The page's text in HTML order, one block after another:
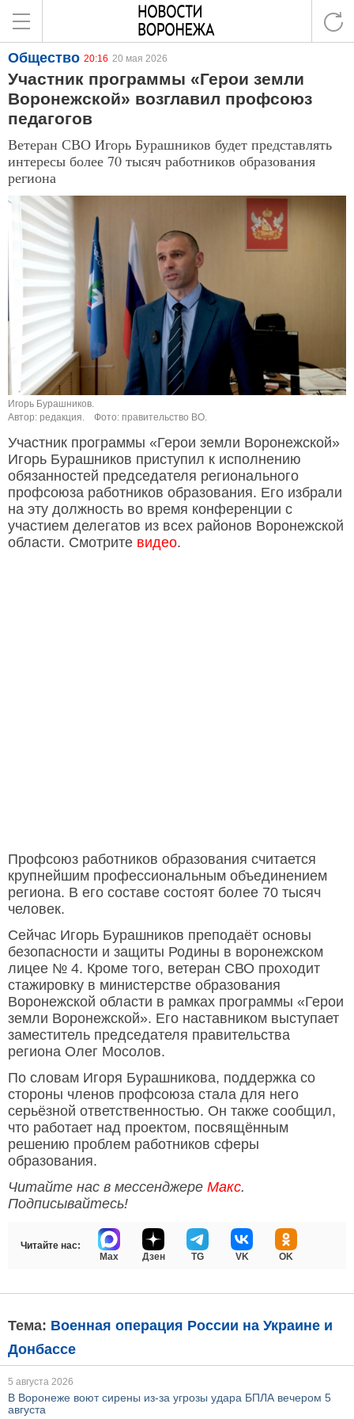
Общество 20:16 20 мая 2026
Участник программы «Герои земли
Воронежской» возглавил профсоюз
педагогов
Ветеран СВО Игорь Бурашников будет представлять
интересы более 70 тысяч работников образования
региона
Игорь Бурашников.
Автор: редакция.
Фото: правительство ВО.
Участник программы «Герои земли Воронежской»
Игорь Бурашников приступил к исполнению
обязанностей председателя регионального
профсоюза работников образования. Его избрали
на эту должность во время конференции с
участием делегатов из всех районов Воронежской
области. Смотрите видео.
Профсоюз работников образования считается
крупнейшим профессиональным объединением
региона. В его составе состоят более 70 тысяч
человек.
Сейчас Игорь Бурашников преподаёт основы
безопасности и защиты Родины в воронежском
лицее № 4. Кроме того, ветеран СВО проходит
стажировку в министерстве образования
Воронежской области в рамках программы «Герои
земли Воронежской». Его наставником выступает
заместитель председателя правительства
региона Олег Мосолов.
По словам Игоря Бурашникова, поддержка со
стороны членов профсоюза стала для него
серьёзной ответственностью. Он также сообщил,
что работает над проектом, посвящённым
решению проблем работников сферы
образования.
Читайте нас в мессенджере Макс.
Подписывайтесь!
Читайте нас:
Max
Дзен TG VK OK
Тема: Военная операция России на Украине и
Донбассе
5 августа 2026
В Воронеже воют сирены из-за угрозы удара БПЛА вечером 5
августа